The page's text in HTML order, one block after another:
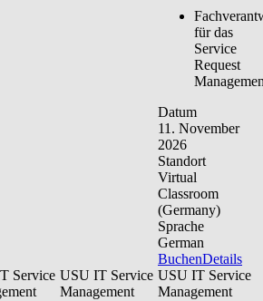
für das
Service
Request
Datum
11. November
2026
Standort
Virtual
Classroom
(Germany)
Sprache
German
BuchenDetails
Service USU IT Service
Management
USU IT Service
Management